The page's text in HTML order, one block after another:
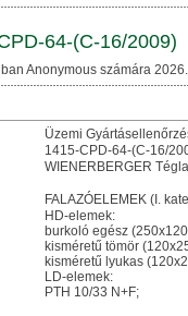
64-(C-16/2009)
Anonymous számára
Üzemi
1415-CPD-64-(C-16/
WIENERBERGER
FALAZÓELEMEK (I.
HD-elemek:
burkoló egész
kisméretű tömör
kisméretű lyukas
LD-elemek:
PTH 10/33 N+F;